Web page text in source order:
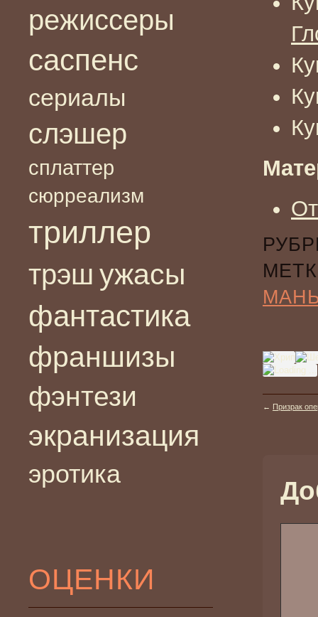
режиссеры
саспенс
сериалы
слэшер
сплаттер
сюрреализм
триллер
трэш ужасы
фантастика
франшизы
фэнтези
экранизация
эротика
ОЦЕНКИ
← Призрак